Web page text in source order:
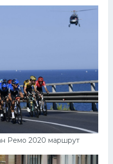
Ремо 2020 маршрут